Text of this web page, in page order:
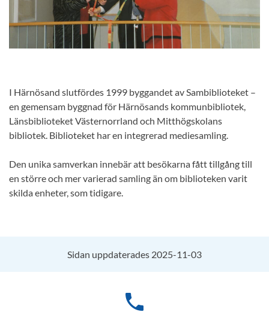
I Härnösand slutfördes 1999 byggandet av Sambiblioteket –
en gemensam byggnad för Härnösands kommunbibliotek,
Länsbiblioteket Västernorrland och Mitthögskolans
bibliotek. Biblioteket har en integrerad mediesamling.
Den unika samverkan innebär att besökarna fått tillgång till
en större och mer varierad samling än om biblioteken varit
skilda enheter, som tidigare.
Sidan uppdaterades 2025-11-03
phone